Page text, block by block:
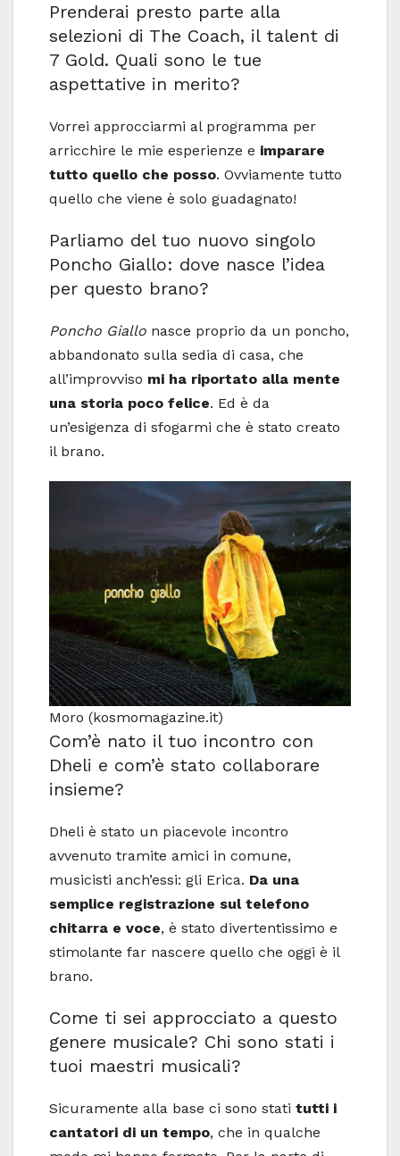
Prenderai presto parte alla
selezioni di The Coach, il talent di
7 Gold. Quali sono le tue
aspettative in merito?
Vorrei approcciarmi al programma per
arricchire le mie esperienze e imparare
tutto quello che posso. Ovviamente tutto
quello che viene è solo guadagnato!
Parliamo del tuo nuovo singolo
Poncho Giallo: dove nasce l’idea
per questo brano?
Poncho Giallo nasce proprio da un poncho,
abbandonato sulla sedia di casa, che
all’improvviso mi ha riportato alla mente
una storia poco felice. Ed è da
un’esigenza di sfogarmi che è stato creato
il brano.
Moro (kosmomagazine.it)
Com’è nato il tuo incontro con
Dheli e com’è stato collaborare
insieme?
Dheli è stato un piacevole incontro
avvenuto tramite amici in comune,
musicisti anch’essi: gli Erica. Da una
semplice registrazione sul telefono
chitarra e voce, è stato divertentissimo e
stimolante far nascere quello che oggi è il
brano.
Come ti sei approcciato a questo
genere musicale? Chi sono stati i
tuoi maestri musicali?
Sicuramente alla base ci sono stati tutti i
cantatori di un tempo, che in qualche